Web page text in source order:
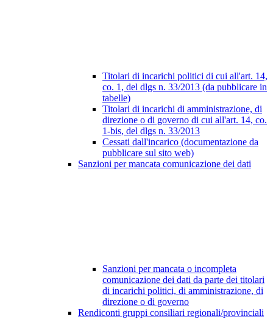
Titolari di incarichi politici di cui all'art. 14,
co. 1, del dlgs n. 33/2013 (da pubblicare in
tabelle)
Titolari di incarichi di amministrazione, di
direzione o di governo di cui all'art. 14, co.
1-bis, del dlgs n. 33/2013
Cessati dall'incarico (documentazione da
pubblicare sul sito web)
Sanzioni per mancata comunicazione dei dati
Sanzioni per mancata o incompleta
comunicazione dei dati da parte dei titolari
di incarichi politici, di amministrazione, di
direzione o di governo
Rendiconti gruppi consiliari regionali/provinciali